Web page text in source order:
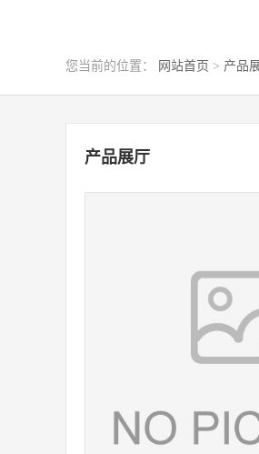
您当前的位置： 网站首页 > 产品
产品展厅